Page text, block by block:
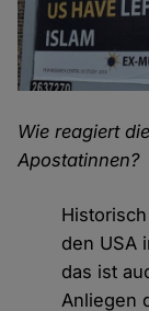
Wie reagiert
Apostatinnen?
den USA
das ist
Anliegen